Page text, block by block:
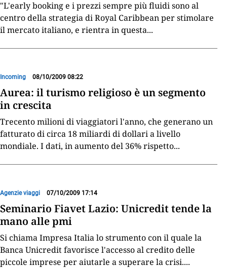
"L'early booking e i prezzi sempre più fluidi sono al
centro della strategia di Royal Caribbean per stimolare
il mercato italiano, e rientra in questa...
Incoming 08/10/2009 08:22
Aurea: il turismo religioso è un segmento
in crescita
Trecento milioni di viaggiatori l'anno, che generano un
fatturato di circa 18 miliardi di dollari a livello
mondiale. I dati, in aumento del 36% rispetto...
Agenzie viaggi 07/10/2009 17:14
Seminario Fiavet Lazio: Unicredit tende la
mano alle pmi
Si chiama Impresa Italia lo strumento con il quale la
Banca Unicredit favorisce l'accesso al credito delle
piccole imprese per aiutarle a superare la crisi....